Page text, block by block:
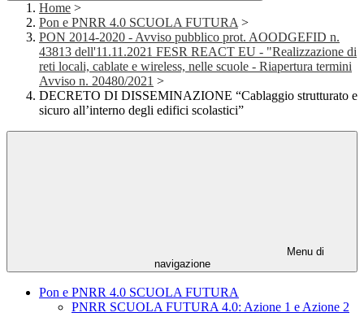
Home >
Pon e PNRR 4.0 SCUOLA FUTURA >
PON 2014-2020 - Avviso pubblico prot. AOODGEFID n.
43813 dell'11.11.2021 FESR REACT EU - "Realizzazione di
reti locali, cablate e wireless, nelle scuole - Riapertura termini
Avviso n. 20480/2021 >
DECRETO DI DISSEMINAZIONE “Cablaggio strutturato e
sicuro all’interno degli edifici scolastici”
Menu di
navigazione
Pon e PNRR 4.0 SCUOLA FUTURA
PNRR SCUOLA FUTURA 4.0: Azione 1 e Azione 2